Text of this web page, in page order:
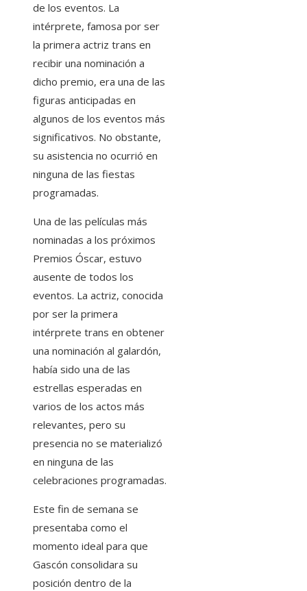
de los eventos. La
intérprete, famosa por ser
la primera actriz trans en
recibir una nominación a
dicho premio, era una de las
figuras anticipadas en
algunos de los eventos más
significativos. No obstante,
su asistencia no ocurrió en
ninguna de las fiestas
programadas.
Una de las películas más
nominadas a los próximos
Premios Óscar, estuvo
ausente de todos los
eventos. La actriz, conocida
por ser la primera
intérprete trans en obtener
una nominación al galardón,
había sido una de las
estrellas esperadas en
varios de los actos más
relevantes, pero su
presencia no se materializó
en ninguna de las
celebraciones programadas.
Este fin de semana se
presentaba como el
momento ideal para que
Gascón consolidara su
posición dentro de la